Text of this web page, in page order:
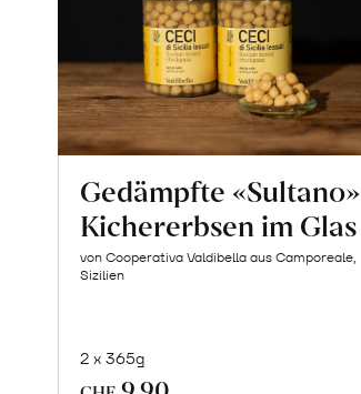
Gedämpfte «Sultano»
Kichererbsen im Glas
von Cooperativa Valdibella aus Camporeale,
Sizilien
2 x 365g